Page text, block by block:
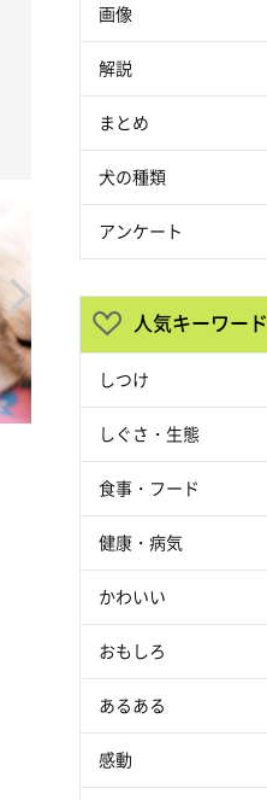
画像
解説
まとめ
犬の種類
アンケート
人気キーワード
しつけ
しぐさ・生態
食事・フード
健康・病気
かわいい
おもしろ
あるある
感動